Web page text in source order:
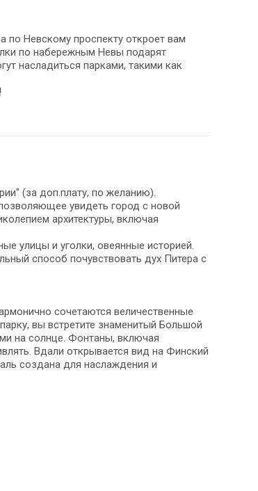
по Невскому проспекту откроет вам
по набережным Невы подарят
насладиться парками, такими как
(за доп.плату, по желанию).
увидеть город с новой
архитектуры, включая
улицы и уголки, овеянные историей.
способ почувствовать дух Питера с
сочетаются величественные
вы встретите знаменитый Большой
на солнце. Фонтаны, включая
Вдали открывается вид на Финский
создана для наслаждения и